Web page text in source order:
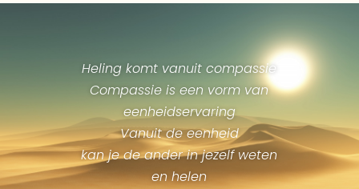
Heling komt vanuit compassie
Compassie is een vorm van
eenheidservaring
Vanuit de eenheid
kan je de ander in jezelf weten
en helen